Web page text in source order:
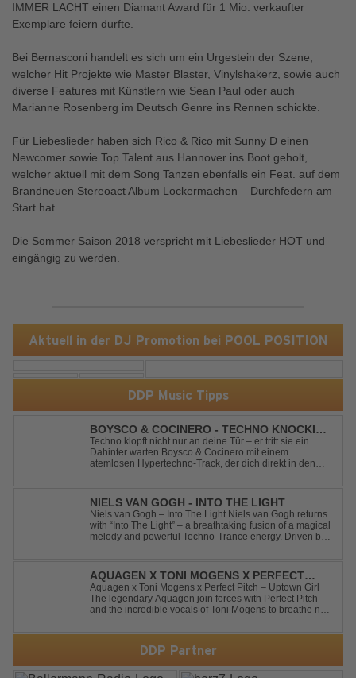
Aktuell in der DJ Promotion bei POOL POSITION
DDP Music Tipps
BOYSCO & COCINERO - TECHNO KNOCKIN'
AT YOUR DOOR
Techno klopft nicht nur an deine Tür – er tritt sie ein.
Dahinter warten Boysco & Cocinero mit einem
atemlosen Hypertechno-Track, der dich direkt in den
bounce!
NIELS VAN GOGH - INTO THE LIGHT
Niels van Gogh – Into The Light Niels van Gogh returns
with “Into The Light” – a breathtaking fusion of a magical
melody and powerful Techno-Trance energy. Driven by
start to finish. Kn...
AQUAGEN X TONI MOGENS X PERFECT
PITCH - UPTOWN GIRL
Aquagen x Toni Mogens x Perfect Pitch – Uptown Girl
The legendary Aquagen join forces with Perfect Pitch
and the incredible vocals of Toni Mogens to breathe new
Combining a bouncy bassline and a fresh, feel-good
production, this modern da...
DDP Partner
IMMER LACHT einen Diamant Award für 1 Mio. verkaufter
Exemplare feiern durfte.
Bei Bernasconi handelt es sich um ein Urgestein der Szene,
welcher Hit Projekte wie Master Blaster, Vinylshakerz, sowie auch
diverse Features mit Künstlern wie Sean Paul oder auch
Marianne Rosenberg im Deutsch Genre ins Rennen schickte.
Für Liebeslieder haben sich Rico & Rico mit Sunny D einen
Newcomer sowie Top Talent aus Hannover ins Boot geholt,
welcher aktuell mit dem Song Tanzen ebenfalls ein Feat. auf dem
Brandneuen Stereoact Album Lockermachen – Durchfedern am
Start hat.
Die Sommer Saison 2018 verspricht mit Liebeslieder HOT und
eingängig zu werden.